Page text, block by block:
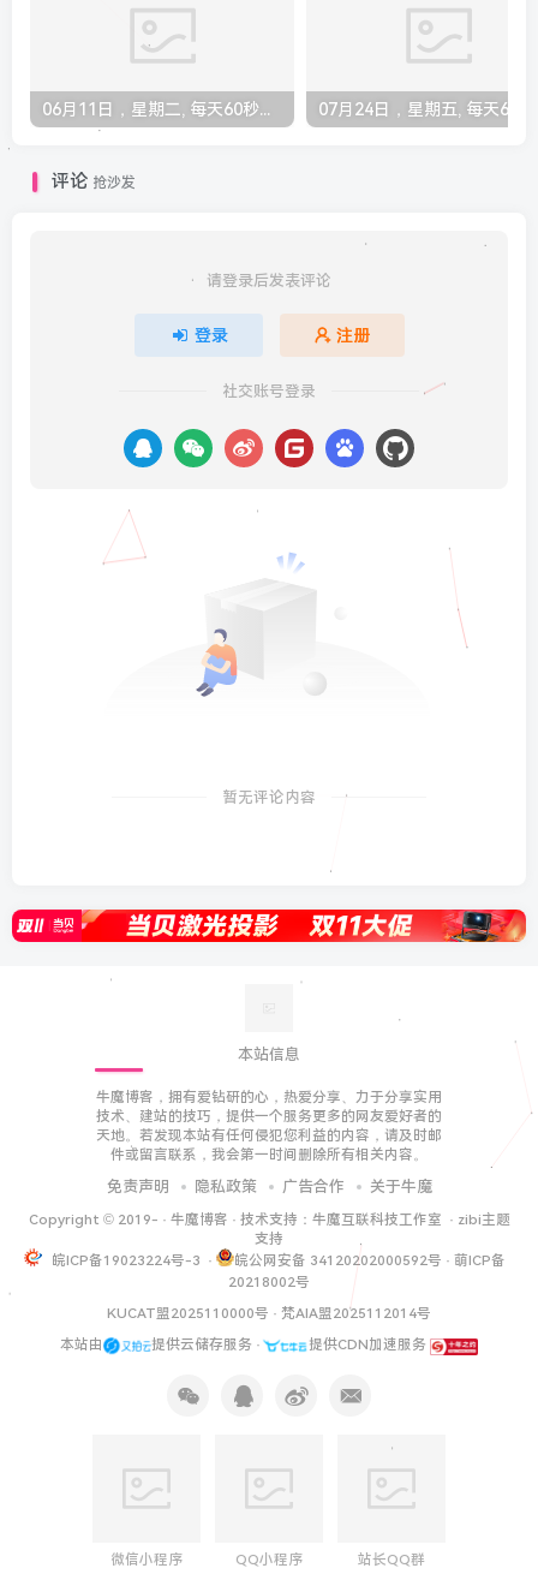
06月11日，星期二, 每天60秒读懂全世界！
评论 抢沙发
请登录后发表评论
登录 注册
社交账号登录
暂无评论内容
本站信息
牛魔博客，拥有爱钻研的心，热爱分享、力于分享实用
技术、建站的技巧，提供一个服务更多的网友爱好者的
天地。若发现本站有任何侵犯您利益的内容，请及时邮
件或留言联系，我会第一时间删除所有相关内容。
免责声明 隐私政策 广告合作 关于牛魔
Copyright © 2019- · 牛魔博客 · 技术支持： 牛魔互联科技工作室 · zibi主题
支持
皖ICP备19023224号-3 · 皖公网安备 34120202000592号 · 萌ICP备
20218002号
KUCAT盟2025110000号 · 梵AIA盟2025112014号
本站由
提供云储存服务 · 提供CDN加速服务
微信小程序 QQ小程序 站长QQ群